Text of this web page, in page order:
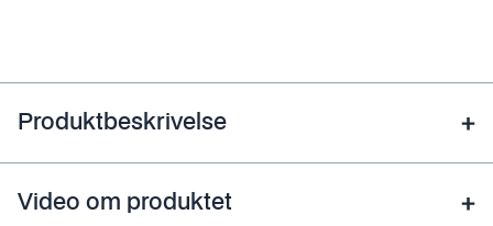
Produktbeskrivelse
Video om produktet